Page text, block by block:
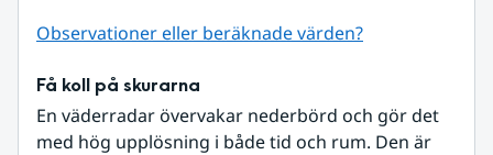
Observationer eller beräknade värden?
Få koll på skurarna
En väderradar övervakar nederbörd och gör det
med hög upplösning i både tid och rum. Den är